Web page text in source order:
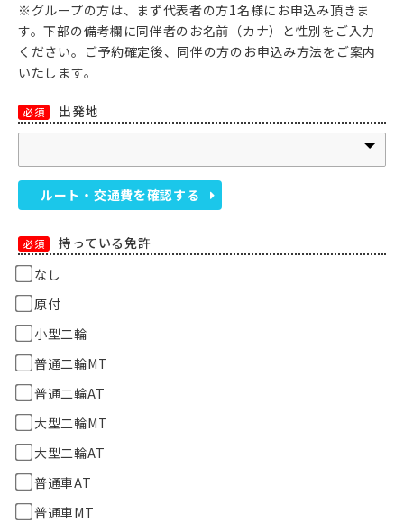
※グループの方は、まず代表者の方1名様にお申込み頂きま
す。下部の備考欄に同伴者のお名前（カナ）と性別をご入力
ください。ご予約確定後、同伴の方のお申込み方法をご案内
いたします。
必須 出発地
ルート・交通費を確認する
必須
持っている免許
なし
原付
小型二輪
普通二輪MT
普通二輪AT
大型二輪MT
大型二輪AT
普通車AT
普通車MT